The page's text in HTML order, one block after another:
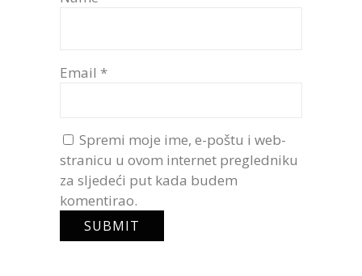
Email *
Spremi moje ime, e-poštu i web-
stranicu u ovom internet pregledniku
za sljedeći put kada budem
komentirao.